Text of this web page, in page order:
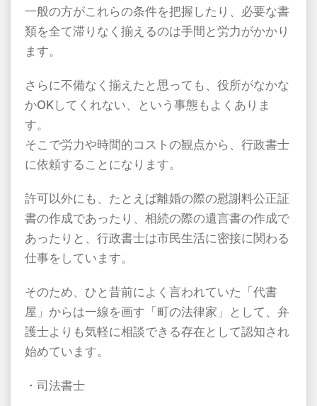
一般の方がこれらの条件を把握したり、必要な書
類を全て滞りなく揃えるのは手間と労力がかかり
ます。
さらに不備なく揃えたと思っても、役所がなかな
かOKしてくれない、という事態もよくありま
す。
そこで労力や時間的コストの観点から、行政書士
に依頼することになります。
許可以外にも、たとえば離婚の際の慰謝料公正証
書の作成であったり、相続の際の遺言書の作成で
あったりと、行政書士は市民生活に密接に関わる
仕事をしています。
そのため、ひと昔前によく言われていた「代書
屋」からは一線を画す「町の法律家」として、弁
護士よりも気軽に相談できる存在として認知され
始めています。
・司法書士